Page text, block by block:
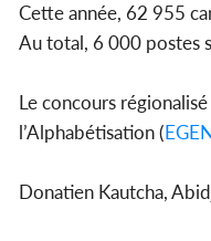
Cette année, 62 955
Au total, 6 000 postes
Le concours
l’Alphabétisation (
Donatien Kautcha,